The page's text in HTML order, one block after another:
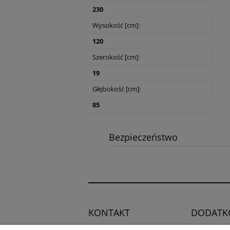
230
Wysokość [cm]:
120
Szerokość [cm]:
19
Głębokość [cm]:
85
Bezpieczeństwo
KONTAKT